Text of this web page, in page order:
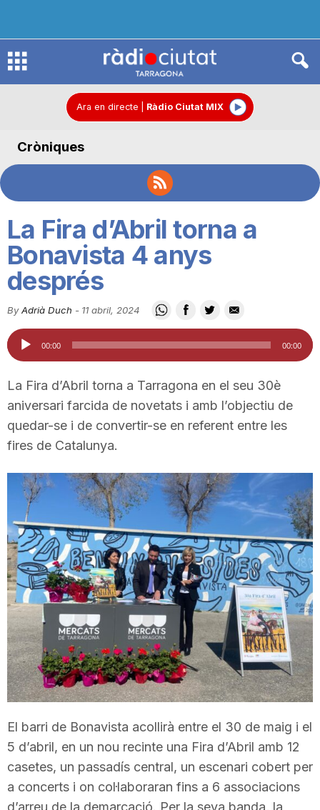
R
d
C
u
t
a
t
d
e
T
a
r
r
Ara en directe Ràdio Ciutat MIX
Cròniques
La Fira d’Abril torna a
Bonavista 4 anys
després
By Adrià Duch - 11 abril, 2024
Reproductor
d'àudio
00:00 00:00
La Fira d’Abril torna a Tarragona en el seu 30è
aniversari farcida de novetats i amb l’objectiu de
quedar-se i de convertir-se en referent entre les
fires de Catalunya.
El barri de Bonavista acollirà entre el 30 de maig i el
5 d’abril, en un nou recinte una Fira d’Abril amb 12
casetes, un passadís central, un escenari cobert per
a concerts i on col·laboraran fins a 6 associacions
d’arreu de la demarcació. Per la seva banda, la